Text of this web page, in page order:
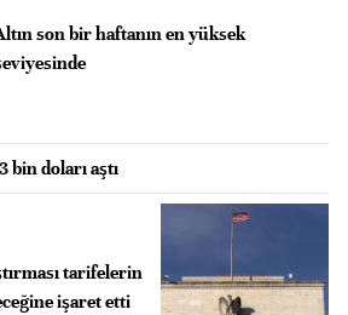
son bir haftanın en yüksek
bin doları aştı
tarifelerin
işaret etti